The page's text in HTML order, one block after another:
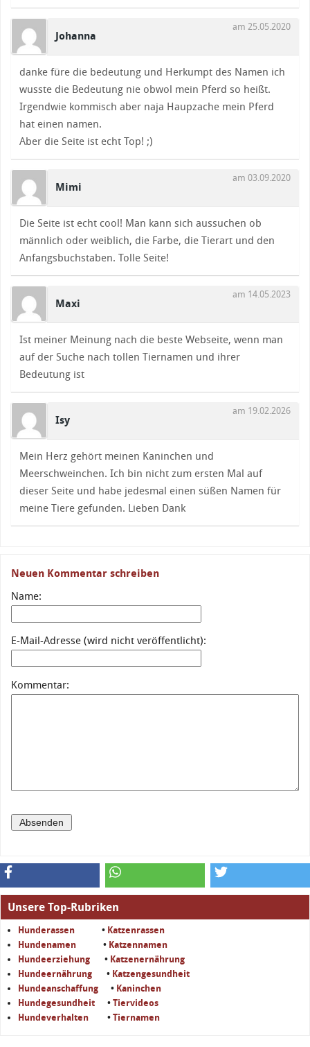
Johanna
am 25.05.2020
danke füre die bedeutung und Herkumpt des Namen ich
wusste die Bedeutung nie obwol mein Pferd so heißt.
Irgendwie kommisch aber naja Haupzache mein Pferd
hat einen namen.
Aber die Seite ist echt Top! ;)
Mimi
am 03.09.2020
Die Seite ist echt cool! Man kann sich aussuchen ob
männlich oder weiblich, die Farbe, die Tierart und den
Anfangsbuchstaben. Tolle Seite!
Maxi
am 14.05.2023
Ist meiner Meinung nach die beste Webseite, wenn man
auf der Suche nach tollen Tiernamen und ihrer
Bedeutung ist
Isy
am 19.02.2026
Mein Herz gehört meinen Kaninchen und
Meerschweinchen. Ich bin nicht zum ersten Mal auf
dieser Seite und habe jedesmal einen süßen Namen für
meine Tiere gefunden. Lieben Dank
Neuen Kommentar schreiben
Name:
E-Mail-Adresse (wird nicht veröffentlicht):
Kommentar:
Unsere Top-Rubriken
Hunderassen • Katzenrassen
Hundenamen
• Katzennamen
Hundeerziehung • Katzenernährung
Hundeernährung • Katzengesundheit
Hundeanschaffung • Kaninchen
Hundegesundheit • Tiervideos
Hundeverhalten • Tiernamen